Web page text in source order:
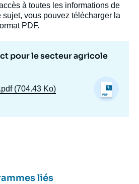
à toutes les informations de
sujet, vous pouvez télécharger la
PDF.
pour le secteur agricole
.pdf (704.43 Ko)
liés